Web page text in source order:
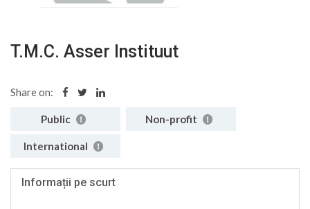
T.M.C. Asser Instituut
Share on:
Public Non-profit
International
Informații pe scurt